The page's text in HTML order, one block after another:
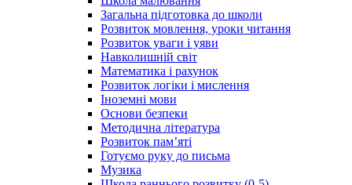
Загальна підготовка до школи
Розвиток мовлення, уроки читання
Розвиток уваги і уяви
Навколишній світ
Математика і рахунок
Розвиток логіки і мислення
Іноземні мови
Основи безпеки
Методична література
Розвиток пам’яті
Готуємо руку до письма
Музика